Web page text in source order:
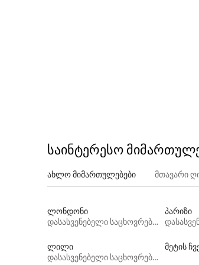
საინტერესო
ახლო მიმართულებები მთავარი
ლონდონი
დასასვენებელი საცხოვრებლები
პარიზი
ლილი
დასასვენებელი საცხოვრებლები
მეტის